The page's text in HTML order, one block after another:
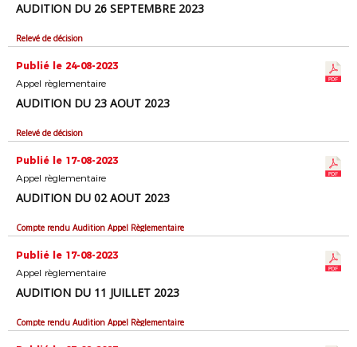
AUDITION DU 26 SEPTEMBRE 2023
Relevé de décision
Publié le 24-08-2023
Appel règlementaire
AUDITION DU 23 AOUT 2023
Relevé de décision
Publié le 17-08-2023
Appel règlementaire
AUDITION DU 02 AOUT 2023
Compte rendu Audition Appel Règlementaire
Publié le 17-08-2023
Appel règlementaire
AUDITION DU 11 JUILLET 2023
Compte rendu Audition Appel Règlementaire